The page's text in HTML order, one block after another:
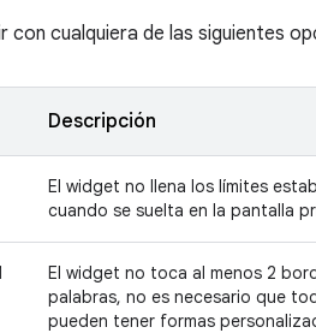
con cualquiera de las siguientes
Descripción
El widget no llena los límites
cuando se suelta en la pantalla
El widget no toca al menos 2
palabras, no es necesario que
pueden tener formas